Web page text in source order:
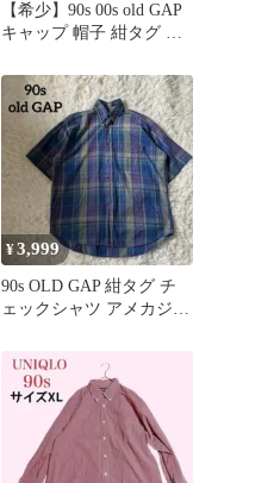
【希少】90s 00s old GAP
キャップ 帽子 紺タグ 刺
¥3,999
90s OLD GAP 紺タグ チ
ェックシャツ アメカジ